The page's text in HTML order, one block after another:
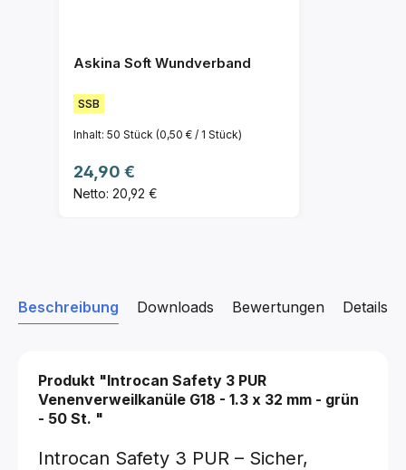
Askina Soft Wundverband
SSB
Inhalt: 50 Stück (0,50 € / 1 Stück)
Regulärer Preis:
24,90 €
Netto: 20,92 €
Beschreibung Downloads Details
Bewertungen
Produkt "Introcan Safety 3 PUR
Venenverweilkanüle G18 - 1.3 x 32 mm - grün
- 50 St. "
Introcan Safety 3 PUR – Sicher,